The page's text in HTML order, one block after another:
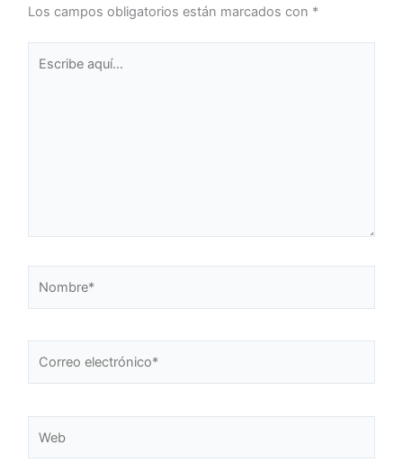
Los campos obligatorios están marcados con *
aquí...
electrónico*